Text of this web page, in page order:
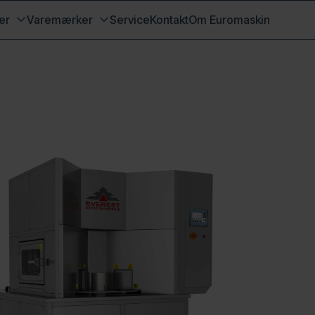
Varemærker ServiceKontaktOm Euromaskin